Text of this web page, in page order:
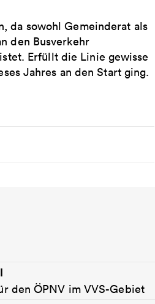
da sowohl Gemeinderat als
den Busverkehr
Erfüllt die Linie gewisse
Jahres an den Start ging.
den ÖPNV im VVS-Gebiet